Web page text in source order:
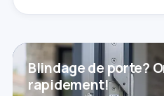
Blindage de porte?
rapidement!